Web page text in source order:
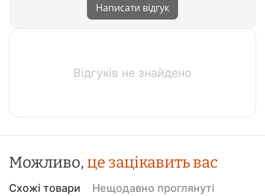
Написати відгук
Відгуків не знайдено
Можливо, це зацікавить вас
Схожі товари Нещодавно проглянуті